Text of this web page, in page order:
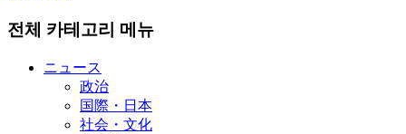
전체 카테고리 메뉴
ニュース
政治
国際・日本
社会・文化